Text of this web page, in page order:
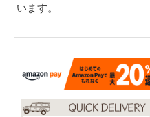
います。